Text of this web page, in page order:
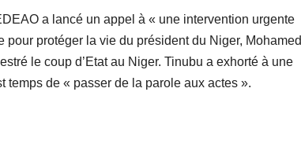
a lancé un appel à « une intervention urgente
protéger la vie du président du Niger, Mohamed
le coup d’Etat au Niger. Tinubu a exhorté à une
de « passer de la parole aux actes ».